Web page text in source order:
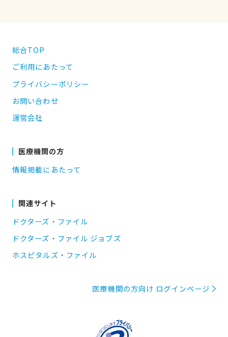
総合TOP
ご利用にあたって
プライバシーポリシー
お問い合わせ
運営会社
医療機関の方
情報掲載にあたって
関連サイト
ドクターズ・ファイル
ドクターズ・ファイル ジョブズ
ホスピタルズ・ファイル
医療機関の方向け ログインページ